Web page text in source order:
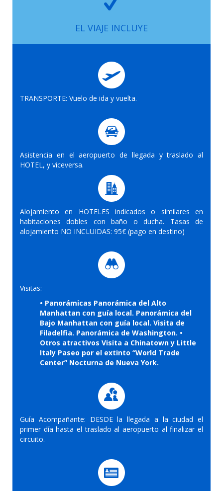
EL VIAJE INCLUYE
TRANSPORTE: Vuelo de ida y vuelta.
Asistencia en el aeropuerto de llegada y traslado al
HOTEL, y viceversa.
Alojamiento en HOTELES indicados o similares en
habitaciones dobles con baño o ducha. Tasas de
alojamiento NO INCLUIDAS: 95€ (pago en destino)
Visitas:
• Panorámicas Panorámica del Alto
Manhattan con guía local. Panorámica del
Bajo Manhattan con guía local. Visita de
Filadelfia. Panorámica de Washington. •
Otros atractivos Visita a Chinatown y Little
Italy Paseo por el extinto “World Trade
Center” Nocturna de Nueva York.
Guía Acompañante: DESDE la llegada a la ciudad el
primer día hasta el traslado al aeropuerto al finalizar el
circuito.